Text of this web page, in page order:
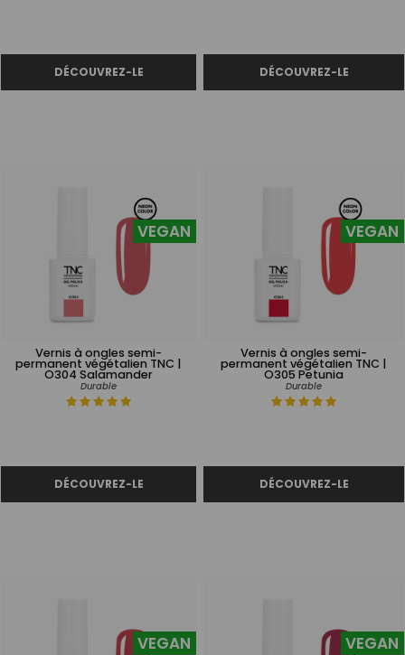
Vernis à ongles semi-
permanent végétalien TNC |
O304 Salamander
Durable
VEGAN
Vernis à ongles semi-
permanent végétalien TNC |
O305 Petunia
Durable
VEGAN
VEGAN VEGAN